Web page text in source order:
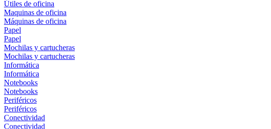
Útiles de oficina
Maquinas de oficina
Máquinas de oficina
Papel
Papel
Mochilas y cartucheras
Mochilas y cartucheras
Informática
Informática
Notebooks
Notebooks
Periféricos
Periféricos
Conectividad
Conectividad